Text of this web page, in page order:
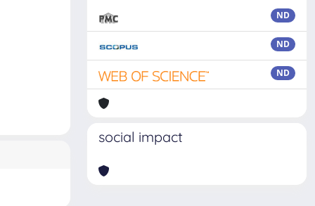
ND
ND
ND
social impact